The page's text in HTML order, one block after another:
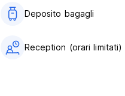
Deposito bagagli
Reception (orari limitati)